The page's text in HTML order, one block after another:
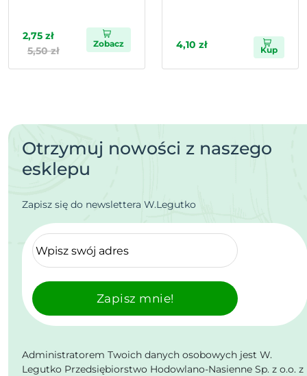
2,75 zł
5,50 zł
Zobacz 4,10 zł Kup
Otrzymuj nowości z naszego
esklepu
Zapisz się do newslettera W.Legutko
Zapisz mnie!
Administratorem Twoich danych osobowych jest W.
Legutko Przedsiębiorstwo Hodowlano-Nasienne Sp. z o.o. z